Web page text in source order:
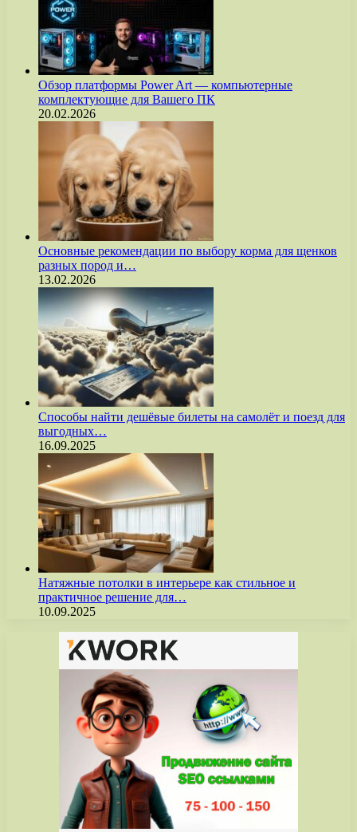
Обзор платформы Power Art — компьютерные
комплектующие для Вашего ПК
20.02.2026
Основные рекомендации по выбору корма для щенков
разных пород и…
13.02.2026
Способы найти дешёвые билеты на самолёт и поезд для
выгодных…
16.09.2025
Натяжные потолки в интерьере как стильное и
практичное решение для…
10.09.2025